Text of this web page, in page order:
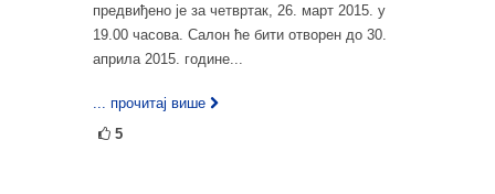
предвиђено је за четвртак, 26. март 2015. у
19.00 часова. Салон ће бити отворен до 30.
априла 2015. године...
... прочитај више
5